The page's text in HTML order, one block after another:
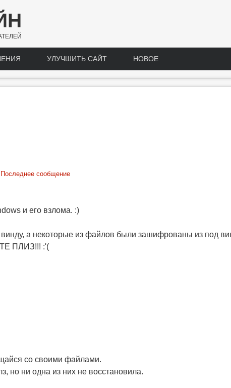
УЛУЧШИТЬ САЙТ НОВОЕ
Последнее сообщение
и его взлома. :)
винду, а некоторые из файлов были зашифрованы из под
ПЛИЗ!!! :'(
со своими файлами.
но ни одна из них не восстановила.